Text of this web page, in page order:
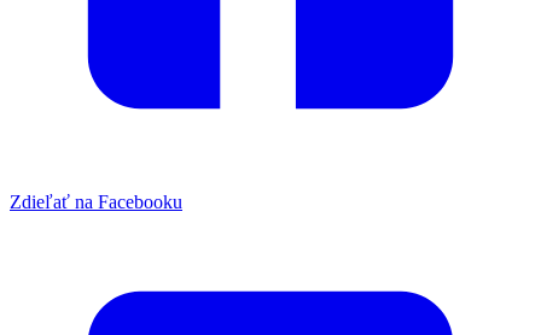
Zdieľať na Facebooku